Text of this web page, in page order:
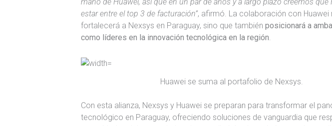
estar entre el top 3 de facturación”, afirmó. La colaboración con Huawei
fortalecerá a Nexsys en Paraguay, sino que también posicionará a
como líderes en la innovación tecnológica en la región.
Huawei se suma al portafolio de Nexsys.
Con esta alianza, Nexsys y Huawei se preparan para transformar el
tecnológico en Paraguay, ofreciendo soluciones de vanguardia que